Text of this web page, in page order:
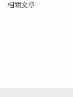
相關文章